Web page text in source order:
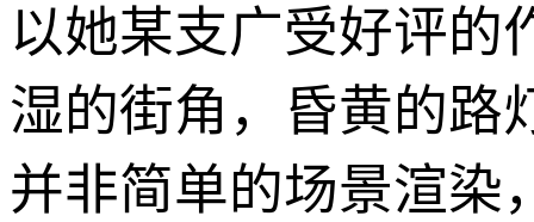
以她某支广受好评的
湿的街角，昏黄的路
并非简单的场景渲染